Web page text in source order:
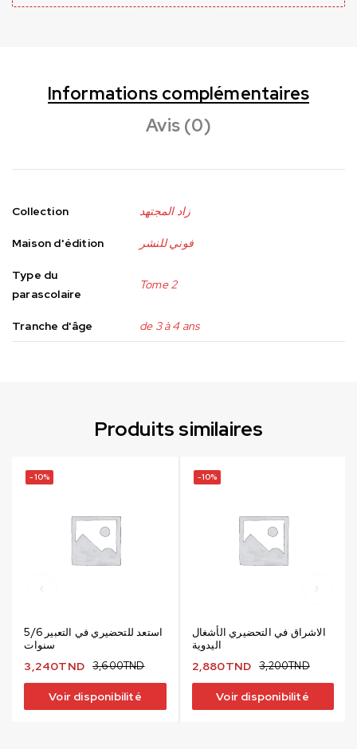
Informations complémentaires
Avis (0)
Collection زاد المجتهد
Maison d'édition فوني للنشر
Type du
parascolaire
Tome 2
Tranche d'âge de 3 à 4 ans
Produits similaires
-10%
استعد للتحضيري في التعبير 5/6
سنوات
3,600TND
3,240TND
Voir disponibilité
-10%
الاشراق في التحضيري الأشغال
اليدوية
3,200TND
2,880TND
Voir disponibilité